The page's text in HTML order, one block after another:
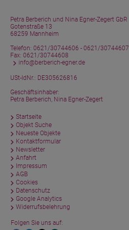
Petra Berberich und Nina Egner-Zegert GbR
Gotenstraße 13
68259 Mannheim
Telefon: 0621/30744606 - 0621/30744607
Fax: 0621/30744608
info@berberich-egner.de
USt-IdNr.: DE305626816
Geschäftsinhaber:
Petra Berberich, Nina Egner-Zegert
Startseite
Objekt Suche
Neueste Objekte
Kontaktformular
Newsletter
Anfahrt
Impressum
AGB
Cookies
Datenschutz
Google Analytics
Widerrufsbelehrung
Folgen Sie uns auf: